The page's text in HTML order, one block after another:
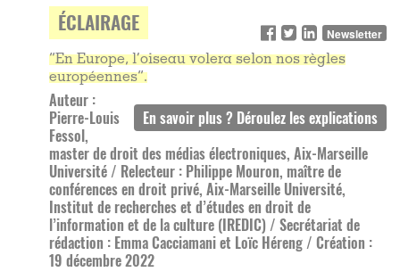
ÉCLAIRAGE Newsletter
“En Europe, l’oiseau volera selon nos règles
européennes”.
Auteur :
Pierre-Louis
Fessol,
master de droit des médias électroniques, Aix-Marseille
Université / Relecteur : Philippe Mouron, maître de
conférences en droit privé, Aix-Marseille Université,
Institut de recherches et d’études en droit de
l’information et de la culture (IREDIC) / Secrétariat de
rédaction : Emma Cacciamani et Loïc Héreng / Création :
19 décembre 2022